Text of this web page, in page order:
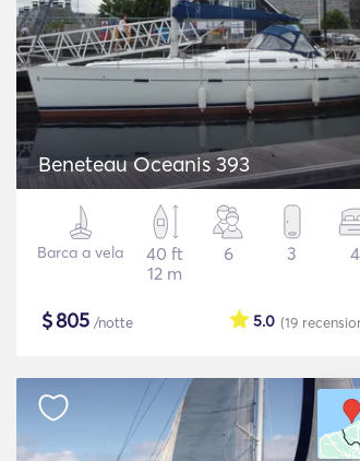
Beneteau Oceanis 393
Barca a vela
40 ft
12 m
6 3 4
$805 /notte (19
5.0